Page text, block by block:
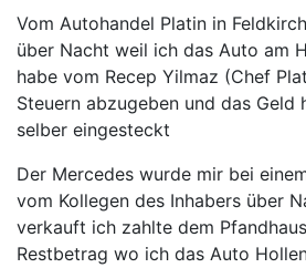
Vom Autohandel Platin in
über Nacht weil ich das Auto am
habe vom Recep Yilmaz (Chef
Steuern abzugeben und das Geld
selber eingesteckt
Der Mercedes wurde mir bei
vom Kollegen des Inhabers über
verkauft ich zahlte dem
Restbetrag wo ich das Auto